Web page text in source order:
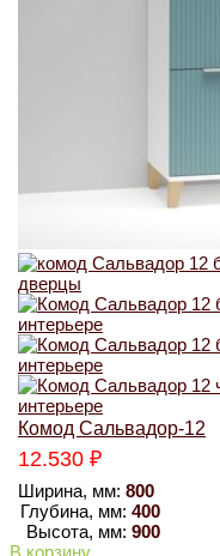
Комод Сальвадор-12
12.530 ₽
Ширина, мм: 800
Глубина, мм: 400
Высота, мм: 900
В корзину